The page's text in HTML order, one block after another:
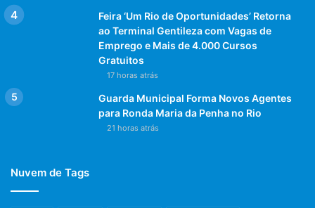
Feira ‘Um Rio de Oportunidades’ Retorna
ao Terminal Gentileza com Vagas de
Emprego e Mais de 4.000 Cursos
Gratuitos
17 horas atrás
Guarda Municipal Forma Novos Agentes
para Ronda Maria da Penha no Rio
21 horas atrás
Nuvem de Tags